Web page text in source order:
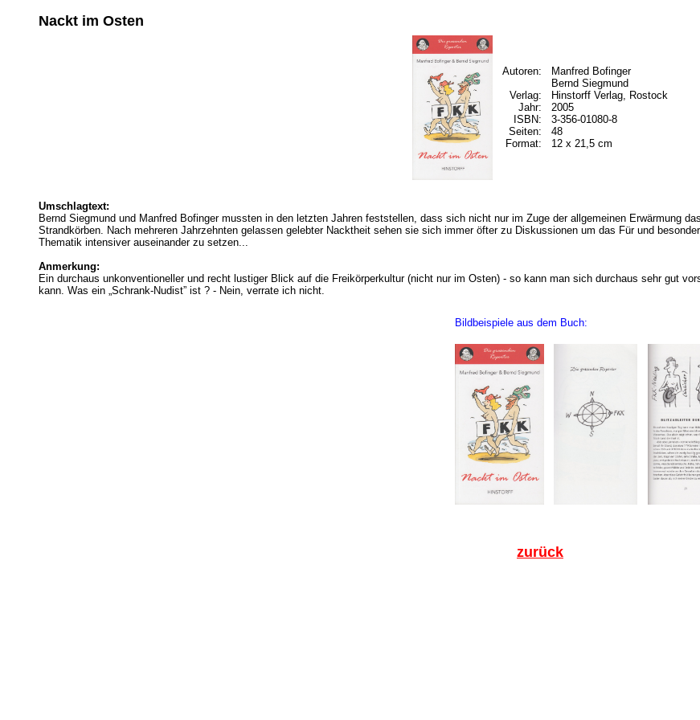
Nackt im Osten
Autoren:
Verlag:
Jahr:
ISBN:
Seiten:
Format:
Manfred Bofinger
Bernd Siegmund
Hinstorff Verlag, Rostock
2005
3-356-01080-8
48
12 x 21,5 cm
Umschlagtext:
Bernd Siegmund und Manfred Bofinger mussten in den letzten Jahren feststellen, dass sich nicht nur im Zuge der allgemeinen Erwärmung
Strandkörben. Nach mehreren Jahrzehnten gelassen gelebter Nacktheit sehen sie sich immer öfter zu Diskussionen um das Für und
Thematik intensiver auseinander zu setzen...
Anmerkung:
Ein durchaus unkonventioneller und recht lustiger Blick auf die Freikörperkultur (nicht nur im Osten) - so kann man sich durchaus sehr gut
kann. Was ein „Schrank-Nudist” ist ? - Nein, verrate ich nicht.
Bildbeispiele aus dem Buch:
zurück